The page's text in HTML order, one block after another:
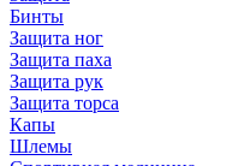
Бинты
Защита ног
Защита паха
Защита рук
Защита торса
Капы
Шлемы